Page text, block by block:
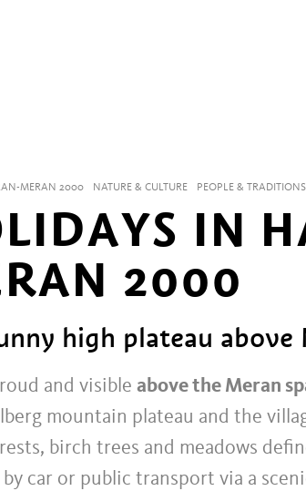
MERAN 2000 NATURE & CULTURE PEOPLE & TRADITIONS
IN
2000
high plateau above
and visible above the Meran
mountain plateau and the
birch trees and meadows
by car or public transport via a